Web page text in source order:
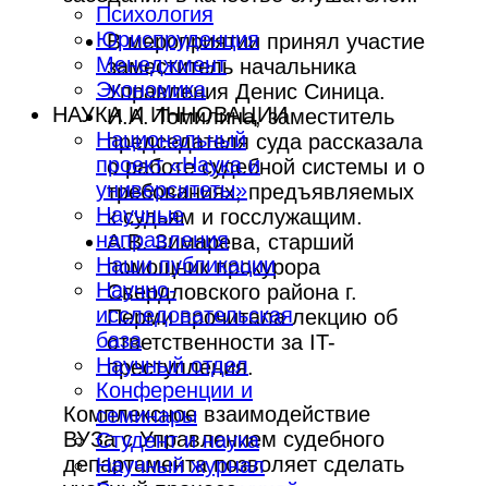
Психология
Юриспруденция
Менеджмент
Экономика
НАУКА И ИННОВАЦИИ
Национальный
проект «Наука и
университеты»
Научные
направления
Наши публикации
Научно-
исследовательская
база
Научный отдел
Конференции и
семинары
Студент и наука
Научный журнал
В мероприятии принял участие
заместитель начальника
Управления Денис Синица.
И.А. Томилина, заместитель
председателя суда рассказала
о работе судебной системы и о
требованиях, предъявляемых
к судьям и госслужащим.
А.В. Зимарева, старший
помощник прокурора
Свердловского района г.
Перми прочитала лекцию об
ответственности за IT-
преступления.
Комплексное взаимодействие
ВУЗа с Управлением судебного
департамента позволяет сделать